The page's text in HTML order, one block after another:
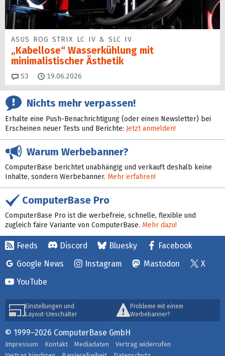
ASUS ROG STRIX LC IV & SLC IV
„Kabellose“ Wasserkühlung mit
minimalistischer Ästhetik
53 Kommentare
19.06.2026
Nichts mehr verpassen!
Erhalte eine Push-Benachrichtigung (oder einen Newsletter) bei
Erscheinen neuer Tests und Berichte: Jetzt anmelden!
Warum Werbebanner?
ComputerBase berichtet unabhängig und verkauft deshalb keine
Inhalte, sondern Werbebanner. Mehr erfahren!
ComputerBase Pro
ComputerBase Pro ist die werbefreie, schnelle, flexible und
zugleich faire Variante von ComputerBase. Mehr dazu!
Feeds Discord Bluesky
Facebook
Google News
Instagram Mastodon
X
YouTube
Einstellungen und
Layout-Umschalter
Probleme mit einem
Werbebanner?
© 1999–2026 ComputerBase GmbH
Impressum Kontakt Mediadaten
Vertrag widerrufen